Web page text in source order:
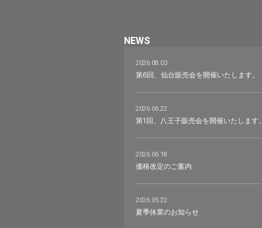
NEWS
2026.08.03
第6回、仙台販売会を開催いたします。
2026.06.22
第1回、八王子販売会を開催いたします。
2026.06.18
価格改定のご案内
2026.05.22
夏季休業のお知らせ